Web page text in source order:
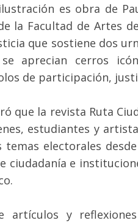
es obra de
la Facultad de Artes
que sostiene dos
aprecian cerros
de participación,
que la revista Ruta
estudiantes y
electorales
ciudadanía e
artículos y